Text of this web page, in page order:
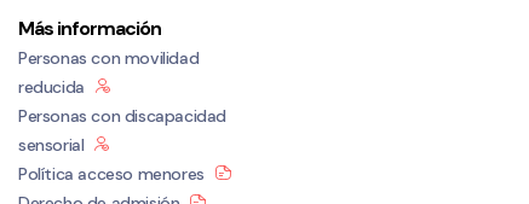
Más información
Personas con movilidad
reducida
Personas con discapacidad
sensorial
Política acceso menores